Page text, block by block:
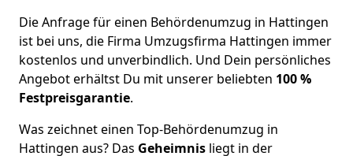
Die Anfrage für einen Behördenumzug in Hattingen
ist bei uns, die Firma Umzugsfirma Hattingen immer
kostenlos und unverbindlich. Und Dein persönliches
Angebot erhältst Du mit unserer beliebten 100 %
Festpreisgarantie.
Was zeichnet einen Top-Behördenumzug in
Hattingen aus? Das Geheimnis liegt in der